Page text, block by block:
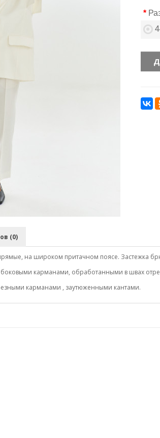
(0)
на широком притачном поясе. Застежка
карманами, обработанными в швах
карманами , заутюженными кантами.